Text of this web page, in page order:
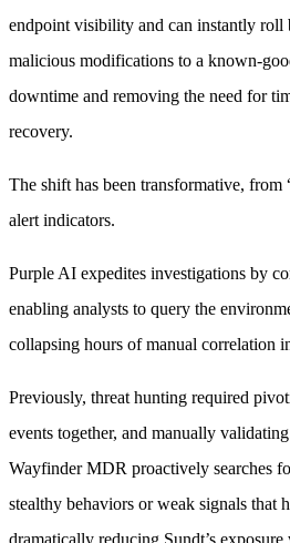
endpoint visibility and can instantly roll
malicious modifications to a known-
downtime and removing the need for
recovery.
The shift has been transformative, from
alert indicators.
Purple AI expedites investigations by
enabling analysts to query the
collapsing hours of manual correlation
Previously, threat hunting required
events together, and manually
Wayfinder MDR proactively searches
stealthy behaviors or weak signals that
dramatically reducing Sundt’s